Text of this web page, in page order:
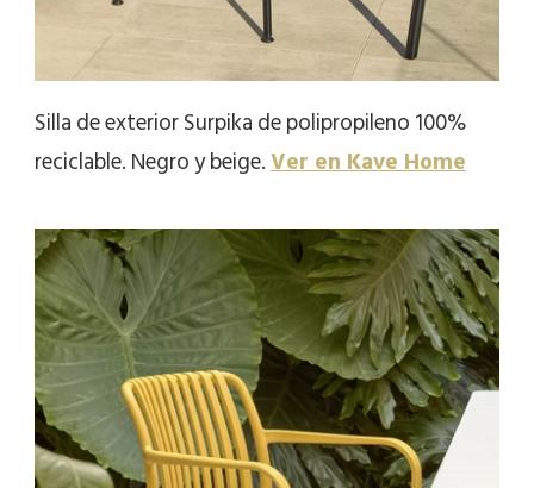
Silla de exterior Surpika de polipropileno 100%
reciclable. Negro y beige.Ver en Kave Home